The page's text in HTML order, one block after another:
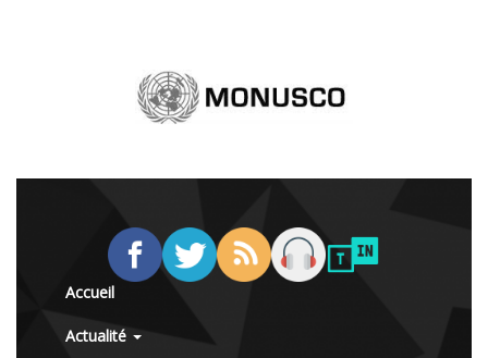
Accueil
Actualité